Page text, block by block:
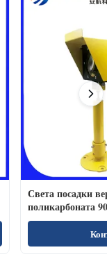
Света посадки
поликарбоната